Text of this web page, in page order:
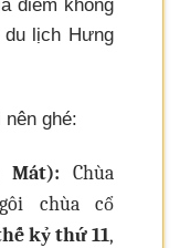
điểm không
du lịch Hưng
ghé:
Mát): Chùa
chùa cổ
kỷ thứ 11,